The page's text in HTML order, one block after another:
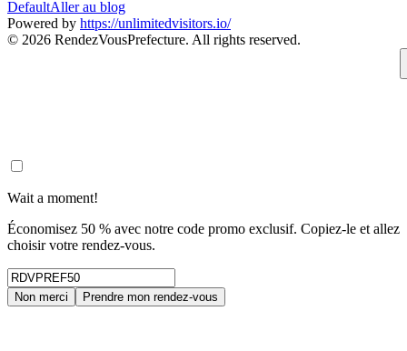
DefaultAller au blog
Powered by https://unlimitedvisitors.io/
© 2026 RendezVousPrefecture. All rights reserved.
Wait a moment!
Économisez 50 % avec notre code promo exclusif. Copiez-le et allez
choisir votre rendez-vous.
Non merci Prendre mon rendez-vous